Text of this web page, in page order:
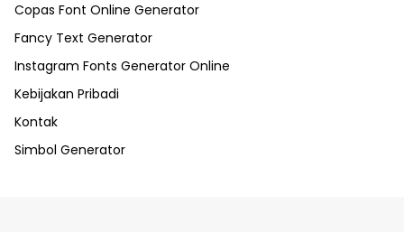
Copas Font Online Generator
Fancy Text Generator
Instagram Fonts Generator Online
Kebijakan Pribadi
Kontak
Simbol Generator